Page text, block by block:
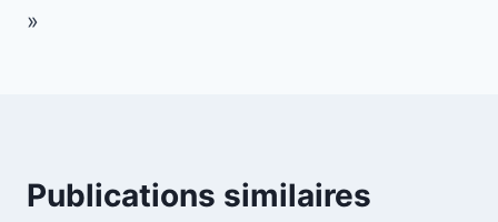
»
Publications similaires